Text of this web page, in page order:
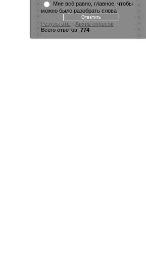
Мне всё равно, главное, чтобы
можно было разобрать слова
Результаты | Архив опросов
Всего ответов: 774